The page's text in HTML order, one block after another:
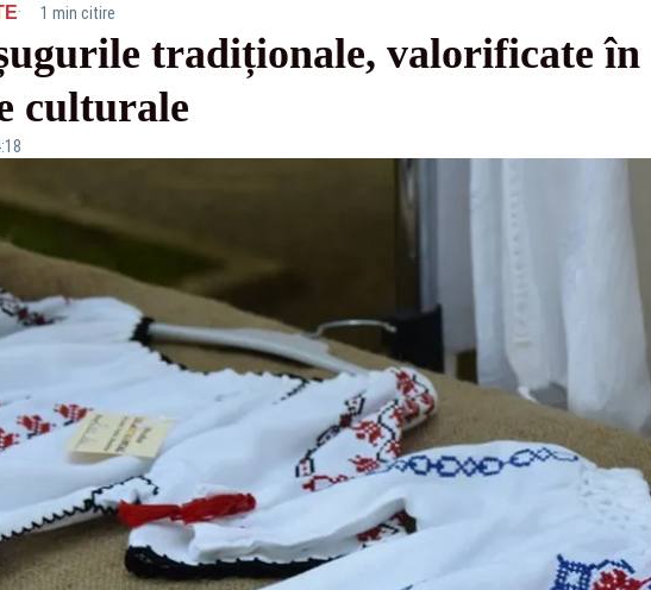
· 1 min citire
tradiționale, valorificate
culturale